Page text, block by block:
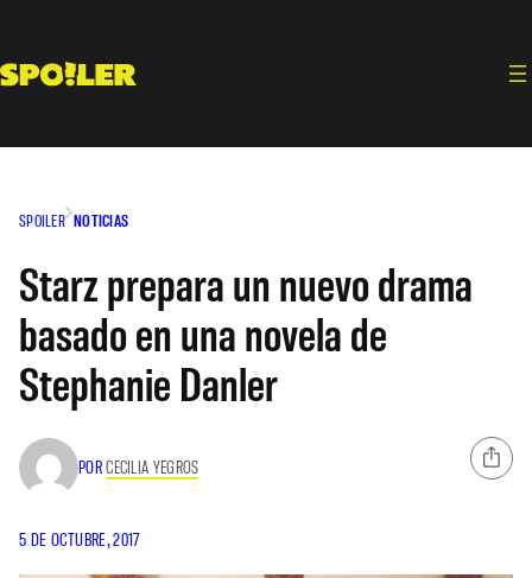
contenido
SPOILER NOTICIAS
Starz prepara un nuevo drama
basado en una novela de
Stephanie Danler
PORCECILIA YEGROS
5 DE OCTUBRE, 2017